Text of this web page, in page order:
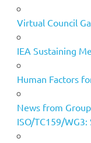
Virtual Council
IEA Sustaining
Human Factors
News from
ISO/TC159/